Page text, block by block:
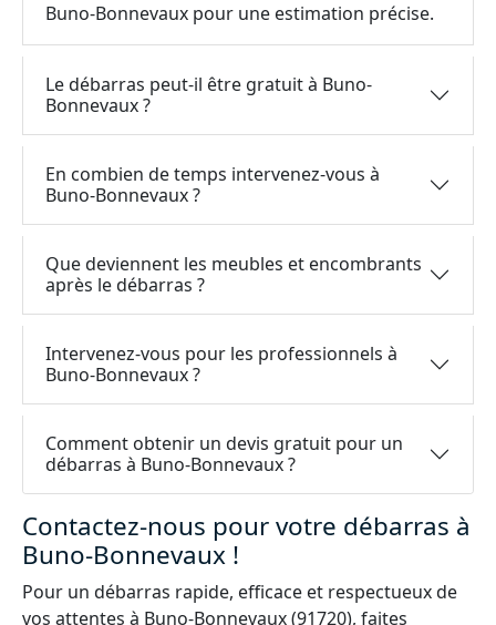
Buno-Bonnevaux pour une estimation précise.
Le débarras peut-il être gratuit à Buno-
Bonnevaux ?
En combien de temps intervenez-vous à
Buno-Bonnevaux ?
Que deviennent les meubles et encombrants
après le débarras ?
Intervenez-vous pour les professionnels à
Buno-Bonnevaux ?
Comment obtenir un devis gratuit pour un
débarras à Buno-Bonnevaux ?
Contactez-nous pour votre débarras à
Buno-Bonnevaux !
Pour un débarras rapide, efficace et respectueux de
vos attentes à Buno-Bonnevaux (91720), faites